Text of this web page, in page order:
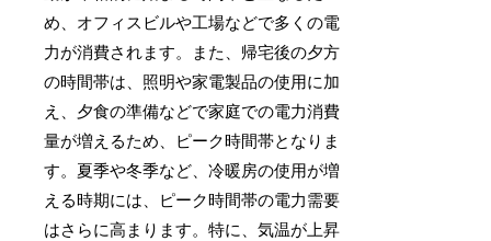
め、オフィスビルや工場などで多くの電
力が消費されます。また、帰宅後の夕方
の時間帯は、照明や家電製品の使用に加
え、夕食の準備などで家庭での電力消費
量が増えるため、ピーク時間帯となりま
す。夏季や冬季など、冷暖房の使用が増
える時期には、ピーク時間帯の電力需要
はさらに高まります。特に、気温が上昇